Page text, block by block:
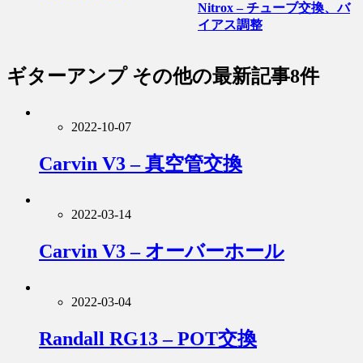
Nitrox – チューブ交換、バ
イアス調整
ギターアンプ その他の最新記事8件
2022-10-07
Carvin V3 – 真空管交換
2022-03-14
Carvin V3 – オーバーホール
2022-03-04
Randall RG13 – POT交換